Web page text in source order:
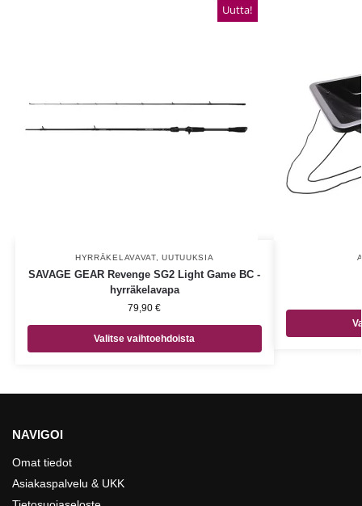
Uutta!
HYRRÄKELAVAVAT,UUTUUKSIA
SAVAGE GEAR Revenge SG2 Light Game BC -
hyrräkelavapa
79,90€
Valitse vaihtoehdoista
NAVIGOI
Omat tiedot
Asiakaspalvelu & UKK